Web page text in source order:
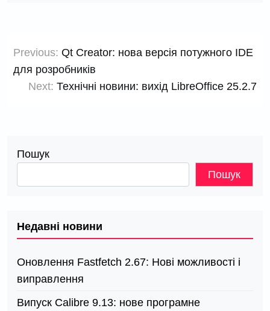
записів
Previous: Qt Creator: нова версія потужного IDE
для розробників
Next: Технічні новини: вихід LibreOffice 25.2.7
Пошук
Пошук
Недавні новини
Оновлення Fastfetch 2.67: Нові можливості і
виправлення
Випуск Calibre 9.13: нове програмне